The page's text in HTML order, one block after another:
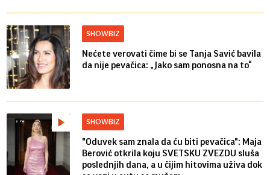
SHOWBIZ
Nećete verovati čime bi se Tanja Savić bavila
da nije pevačica: „Jako sam ponosna na to“
SHOWBIZ
"Oduvek sam znala da ću biti pevačica": Maja
Berović otkrila koju SVETSKU ZVEZDU sluša
poslednjih dana, a u čijim hitovima uživa dok